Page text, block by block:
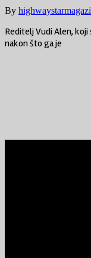
By
Reditelj Vudi Alen,
nakon što ga je